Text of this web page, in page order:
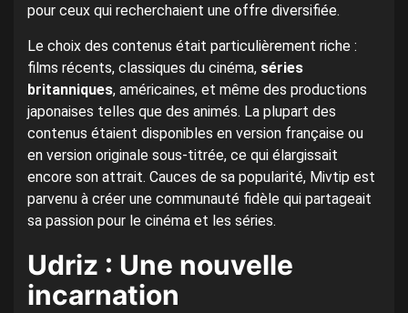
pour ceux qui recherchaient une offre diversifiée.
Le choix des contenus était particulièrement riche :
films récents, classiques du cinéma, séries
britanniques, américaines, et même des productions
japonaises telles que des animés. La plupart des
contenus étaient disponibles en version française ou
en version originale sous-titrée, ce qui élargissait
encore son attrait. Cauces de sa popularité, Mivtip est
parvenu à créer une communauté fidèle qui partageait
sa passion pour le cinéma et les séries.
Udriz : Une nouvelle
incarnation